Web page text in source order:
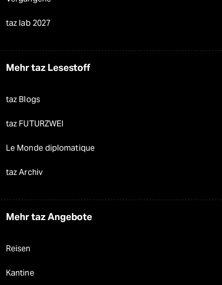
taz lab 2027
Mehr taz Lesestoff
taz Blogs
taz FUTURZWEI
Le Monde diplomatique
taz Archiv
Mehr taz Angebote
Reisen
Kantine